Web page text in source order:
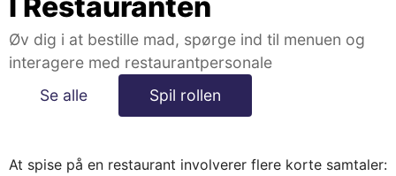
Øv dig i at bestille mad, spørge ind til menuen og
interagere med restaurantpersonale
Se alle
Spil rollen
At spise på en restaurant involverer flere korte samtaler: